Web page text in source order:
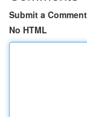
Submit a Comment
No HTML